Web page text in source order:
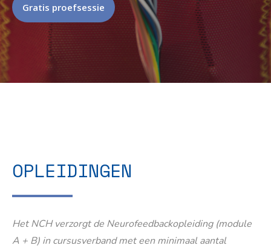
Gratis proefsessie
OPLEIDINGEN
Het NCH verzorgt de Neurofeedbackopleiding (module
A + B) in cursusverband met een minimaal aantal